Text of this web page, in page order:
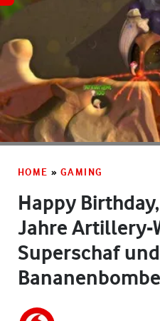
HOME » GAMING
Happy
Jahre Artillery-
Superschaf und
Bananenbombe